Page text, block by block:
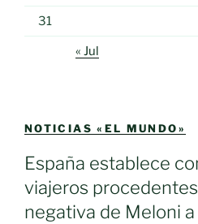
31
« Jul
NOTICIAS «EL MUNDO»
España establece
viajeros
negativa de Meloni